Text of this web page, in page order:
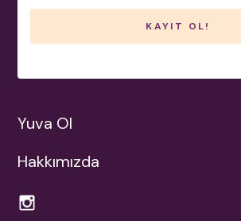
Yuva Ol
Hakkımızda